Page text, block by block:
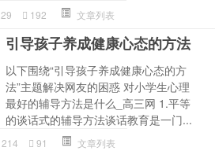
29 192 文章列表
引导孩子养成健康心态的方法
以下围绕“引导孩子养成健康心态的方
法”主题解决网友的困惑 对小学生心理
最好的辅导方法是什么_高三网 1.平等
的谈话式的辅导方法谈话教育是一门...
214 91 文章列表